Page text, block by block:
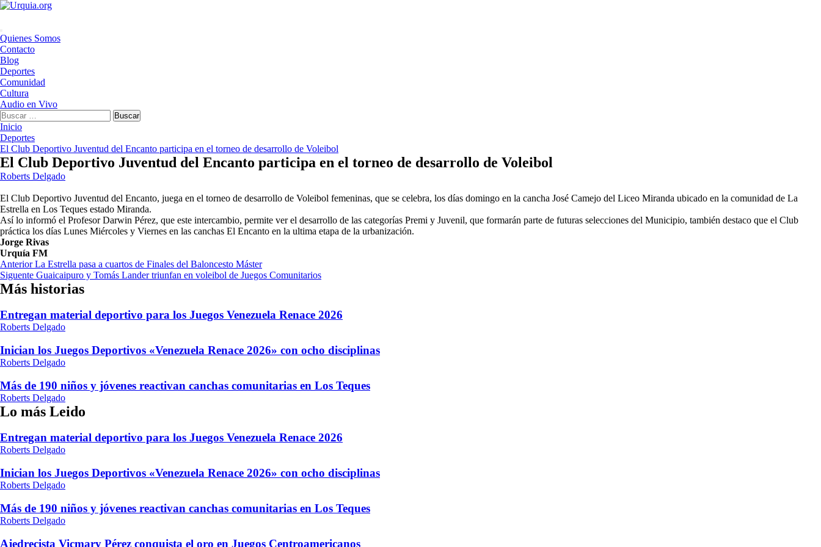
Saltar
Menú
principal
Quienes Somos
Contacto
Blog
Deportes
Comunidad
Cultura
Audio en Vivo
Buscar:
Inicio
Deportes
El Club Deportivo Juventud del Encanto participa en el torneo de desarrollo de Voleibol
El Club Deportivo Juventud del Encanto participa en el torneo de desarrollo de Voleibol
Roberts Delgado
El Club Deportivo Juventud del Encanto, juega en el torneo de desarrollo de Voleibol femeninas, que se celebra, los días domingo en la cancha José Camejo del Liceo Miranda ubicado en la comunidad de La
Estrella en Los Teques estado Miranda.
Así lo informó el Profesor Darwin Pérez, que este intercambio, permite ver el desarrollo de las categorías Premi y Juvenil, que formarán parte de futuras selecciones del Municipio, también destaco que el Club
práctica los días Lunes Miércoles y Viernes en las canchas El Encanto en la ultima etapa de la urbanización.
Jorge Rivas
Urquía FM
Navegación
de
entradas
AnteriorLa Estrella pasa a cuartos de Finales del Baloncesto Máster
Siguente Guaicaipuro y Tomás Lander triunfan en voleibol de Juegos Comunitarios
Más historias
Entregan material deportivo para los Juegos Venezuela Renace 2026
Roberts Delgado
Inician los Juegos Deportivos «Venezuela Renace 2026» con ocho disciplinas
Roberts Delgado
Más de 190 niños y jóvenes reactivan canchas comunitarias en Los Teques
Roberts Delgado
Lo más Leido
Entregan material deportivo para los Juegos Venezuela Renace 2026
Roberts Delgado
Inician los Juegos Deportivos «Venezuela Renace 2026» con ocho disciplinas
Roberts Delgado
Más de 190 niños y jóvenes reactivan canchas comunitarias en Los Teques
Roberts Delgado
Ajedrecista Vicmary Pérez conquista el oro en Juegos Centroamericanos